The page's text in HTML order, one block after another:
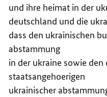
und ihre heimat in der
deutschland und die
dass den ukrainischen
abstammung
in der ukraine sowie den
staatsangehoerigen
ukrainischer